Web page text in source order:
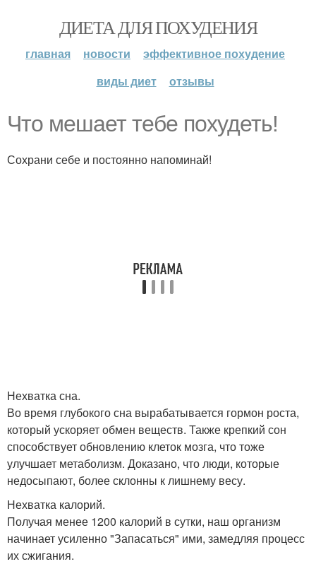
ДИЕТА ДЛЯ ПОХУДЕНИЯ
главная новости
эффективное похудение
виды диет
отзывы
Что мешает тебе похудеть!
Сохрани себе и постоянно напоминай!
Нехватка сна.
Во время глубокого сна вырабатывается гормон роста,
который ускоряет обмен веществ. Также крепкий сон
способствует обновлению клеток мозга, что тоже
улучшает метаболизм. Доказано, что люди, которые
недосыпают, более склонны к лишнему весу.
Нехватка калорий.
Получая менее 1200 калорий в сутки, наш организм
начинает усиленно "Запасаться" ими, замедляя процесс
их сжигания.